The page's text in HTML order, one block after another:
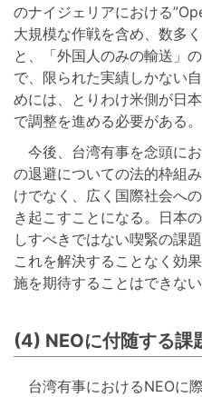
のナイジェリアにおける
大規模な作戦を含め、数多
と、「外国人のみの輸送」
で、限られた実績しかない
めには、とりわけ米側が日
で調整を進める必要がある。
今後、台湾有事を念頭に
の退避についての法的枠組
けでなく、広く国際社会へ
き起こすことになる。日本
しすべきではない喫緊の課
これを解決することなく効
施を期待することはできない
(4) NEOに付随する課
台湾有事におけるNEOに